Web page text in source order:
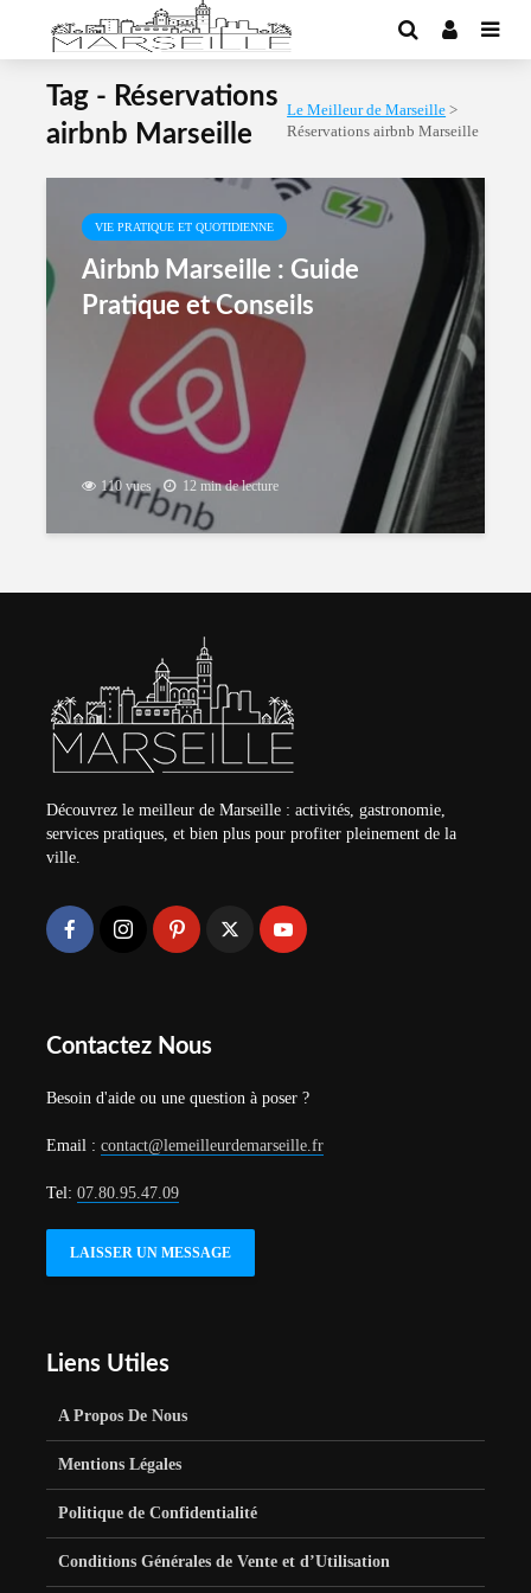
Tag - Réservations
airbnb Marseille
Le Meilleur de Marseille >
Réservations airbnb Marseille
VIE PRATIQUE ET QUOTIDIENNE
Airbnb Marseille : Guide
Pratique et Conseils
110 vues 12 min de lecture
Découvrez le meilleur de Marseille : activités, gastronomie,
services pratiques, et bien plus pour profiter pleinement de la
ville.
Contactez Nous
Besoin d'aide ou une question à poser ?
Email : contact@lemeilleurdemarseille.fr
Tel: 07.80.95.47.09
LAISSER UN MESSAGE
Liens Utiles
A Propos De Nous
Mentions Légales
Politique de Confidentialité
Conditions Générales de Vente et d’Utilisation